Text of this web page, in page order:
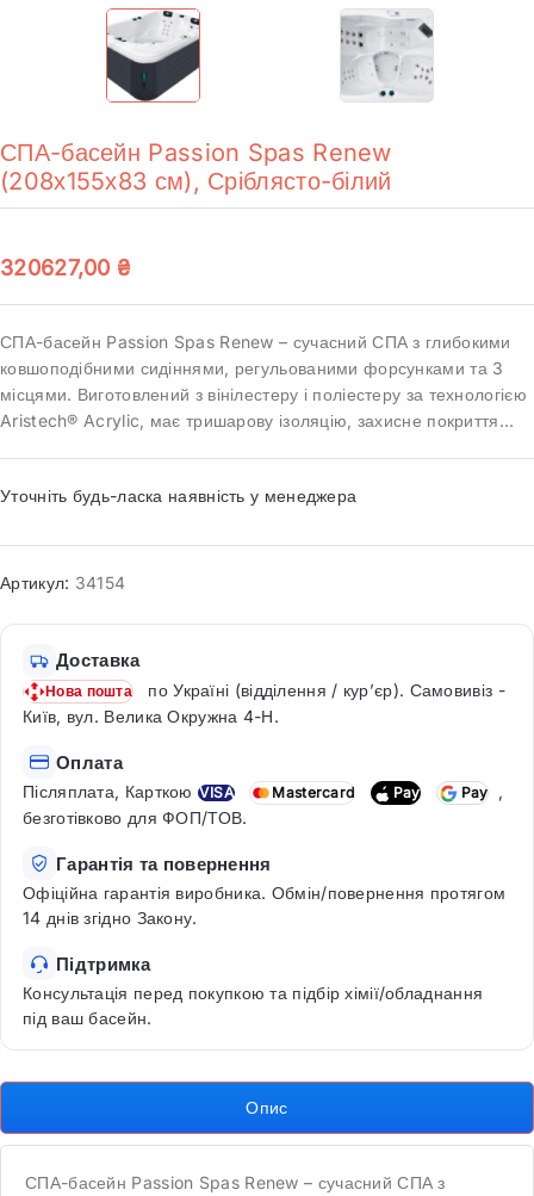
СПА-басейн Passion Spas Renew
(208х155х83 см), Сріблясто-білий
320627,00 ₴
СПА-басейн Passion Spas Renew – сучасний СПА з глибокими
ковшоподібними сидіннями, регульованими форсунками та 3
місцями. Виготовлений з вінілестеру і поліестеру за технологією
Aristech® Acrylic, має тришарову ізоляцію, захисне покриття…
Уточніть будь-ласка наявність у менеджера
Артикул: 34154
Доставка
Нова пошта
по Україні (відділення / кур’єр). Самовивіз -
Київ, вул. Велика Окружна 4-Н.
Оплата
Післяплата, Карткою VISA Mastercard Pay Pay
,
безготівково для ФОП/ТОВ.
Гарантія та повернення
Офіційна гарантія виробника. Обмін/повернення протягом
14 днів згідно Закону.
Підтримка
Консультація перед покупкою та підбір хімії/обладнання
під ваш басейн.
Опис
СПА-басейн Passion Spas Renew – сучасний СПА з